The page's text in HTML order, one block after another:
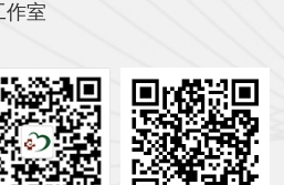
作室